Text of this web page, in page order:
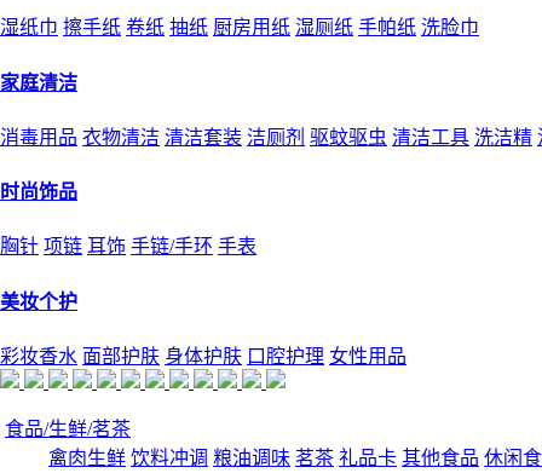
湿纸巾 擦手纸 卷纸 抽纸 厨房用纸 湿厕纸 手帕纸 洗脸巾
家庭清洁
消毒用品 衣物清洁 清洁套装 洁厕剂 驱蚊驱虫 清洁工具 洗洁精
时尚饰品
胸针 项链 耳饰 手链/手环 手表
美妆个护
彩妆香水 面部护肤 身体护肤 口腔护理 女性用品
食品/生鲜/茗茶
禽肉生鲜 饮料冲调 粮油调味 茗茶 礼品卡 其他食品 休闲